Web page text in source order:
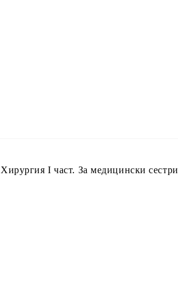
Хирургия I част. За медицински сестри